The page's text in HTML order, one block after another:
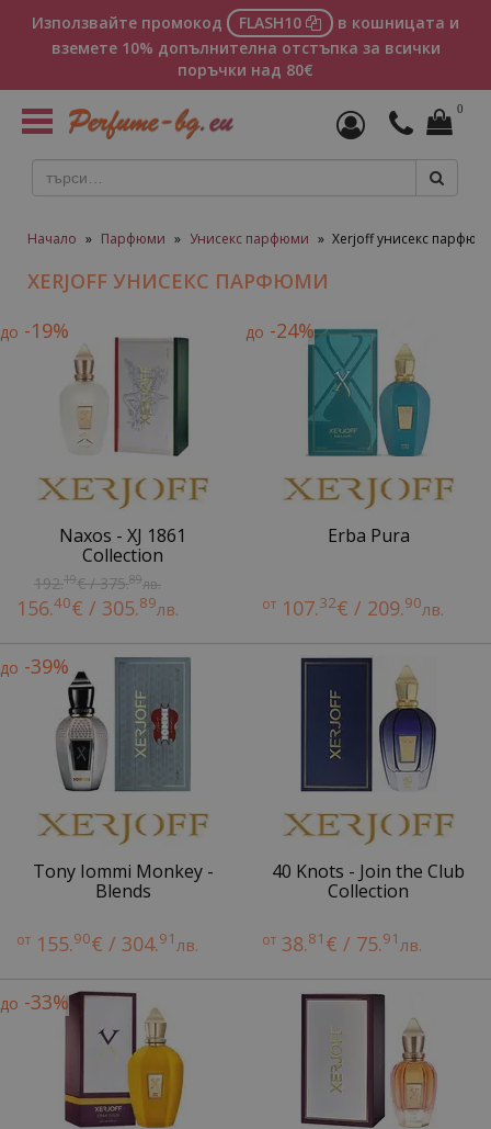
Използвайте промокод FLASH10
в кошницата и
вземете 10% допълнителна отстъпка за всички
поръчки над 80€
Toggle
navigation
0
Начало » Парфюми » Унисекс парфюми » Xerjoff унисекс
XERJOFF УНИСЕКС ПАРФЮМИ
до -19%
Naxos - XJ 1861
Collection
192.19€ / 375.89лв.
156.40€ / 305.89лв.
до -24%
Erba Pura
от 107.32€ / 209.90лв.
до -39%
Tony Iommi Monkey -
Blends
от 155.90€ / 304.91лв.
40 Knots - Join the Club
Collection
от 38.81 € / 75.91лв.
до -33%